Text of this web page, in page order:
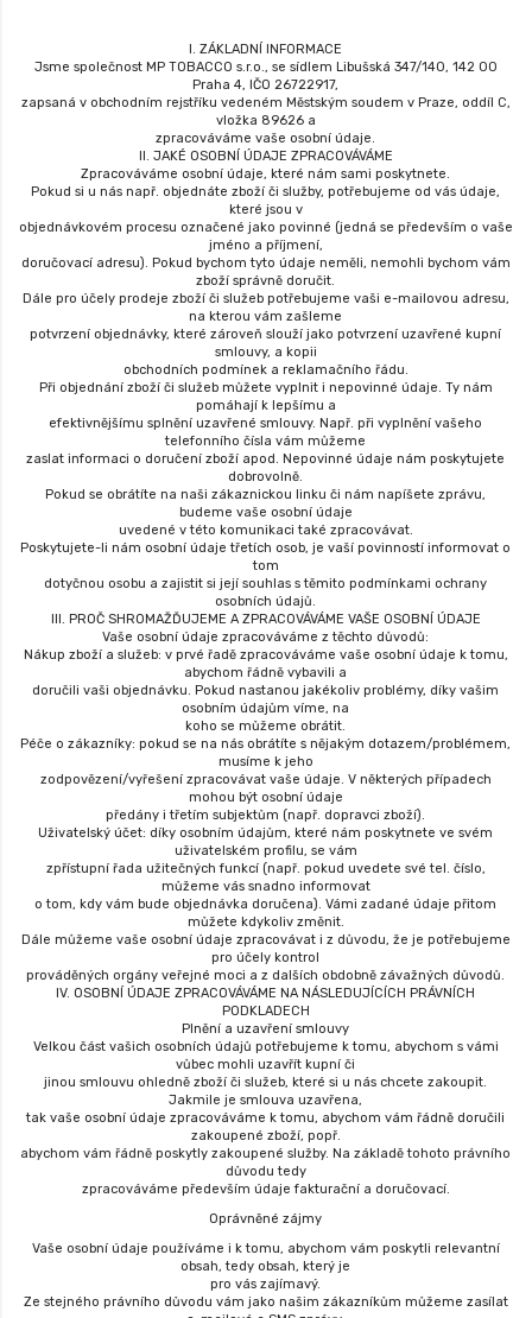
I. ZÁKLADNÍ INFORMACE
Jsme společnost MP TOBACCO s.r.o., se sídlem Libušská 347/140, 142 00
Praha 4, IČO 26722917,
zapsaná v obchodním rejstříku vedeném Městským soudem v Praze, oddíl C,
vložka 89626 a
zpracováváme vaše osobní údaje.
II. JAKÉ OSOBNÍ ÚDAJE ZPRACOVÁVÁME
Zpracováváme osobní údaje, které nám sami poskytnete.
Pokud si u nás např. objednáte zboží či služby, potřebujeme od vás údaje,
které jsou v
objednávkovém procesu označené jako povinné (jedná se především o vaše
jméno a příjmení,
doručovací adresu). Pokud bychom tyto údaje neměli, nemohli bychom vám
zboží správně doručit.
Dále pro účely prodeje zboží či služeb potřebujeme vaši e-mailovou adresu,
na kterou vám zašleme
potvrzení objednávky, které zároveň slouží jako potvrzení uzavřené kupní
smlouvy, a kopii
obchodních podmínek a reklamačního řádu.
Při objednání zboží či služeb můžete vyplnit i nepovinné údaje. Ty nám
pomáhají k lepšímu a
efektivnějšímu splnění uzavřené smlouvy. Např. při vyplnění vašeho
telefonního čísla vám můžeme
zaslat informaci o doručení zboží apod. Nepovinné údaje nám poskytujete
dobrovolně.
Pokud se obrátíte na naši zákaznickou linku či nám napíšete zprávu,
budeme vaše osobní údaje
uvedené v této komunikaci také zpracovávat.
Poskytujete-li nám osobní údaje třetích osob, je vaší povinností informovat o
tom
dotyčnou osobu a zajistit si její souhlas s těmito podmínkami ochrany
osobních údajů.
III. PROČ SHROMAŽĎUJEME A ZPRACOVÁVÁME VAŠE OSOBNÍ ÚDAJE
Vaše osobní údaje zpracováváme z těchto důvodů:
Nákup zboží a služeb: v prvé řadě zpracováváme vaše osobní údaje k tomu,
abychom řádně vybavili a
doručili vaši objednávku. Pokud nastanou jakékoliv problémy, díky vašim
osobním údajům víme, na
koho se můžeme obrátit.
Péče o zákazníky: pokud se na nás obrátíte s nějakým dotazem/problémem,
musíme k jeho
zodpovězení/vyřešení zpracovávat vaše údaje. V některých případech
mohou být osobní údaje
předány i třetím subjektům (např. dopravci zboží).
Uživatelský účet: díky osobním údajům, které nám poskytnete ve svém
uživatelském profilu, se vám
zpřístupní řada užitečných funkcí (např. pokud uvedete své tel. číslo,
můžeme vás snadno informovat
o tom, kdy vám bude objednávka doručena). Vámi zadané údaje přitom
můžete kdykoliv změnit.
Dále můžeme vaše osobní údaje zpracovávat i z důvodu, že je potřebujeme
pro účely kontrol
prováděných orgány veřejné moci a z dalších obdobně závažných důvodů.
IV. OSOBNÍ ÚDAJE ZPRACOVÁVÁME NA NÁSLEDUJÍCÍCH PRÁVNÍCH
PODKLADECH
Plnění a uzavření smlouvy
Velkou část vašich osobních údajů potřebujeme k tomu, abychom s vámi
vůbec mohli uzavřít kupní či
jinou smlouvu ohledně zboží či služeb, které si u nás chcete zakoupit.
Jakmile je smlouva uzavřena,
tak vaše osobní údaje zpracováváme k tomu, abychom vám řádně doručili
zakoupené zboží, popř.
abychom vám řádně poskytly zakoupené služby. Na základě tohoto právního
důvodu tedy
zpracováváme především údaje fakturační a doručovací.
Oprávněné zájmy
Vaše osobní údaje používáme i k tomu, abychom vám poskytli relevantní
obsah, tedy obsah, který je
pro vás zajímavý.
Ze stejného právního důvodu vám jako našim zákazníkům můžeme zasílat